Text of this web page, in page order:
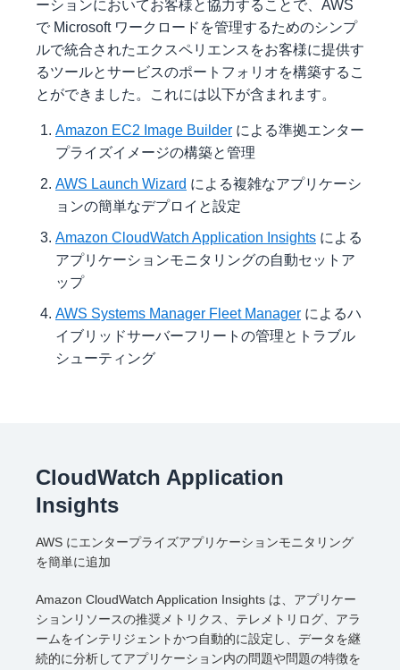
ーションにおいてお客様と協力することで、AWS
で Microsoft ワークロードを管理するためのシンプ
ルで統合されたエクスペリエンスをお客様に提供す
るツールとサービスのポートフォリオを構築するこ
とができました。これには以下が含まれます。
Amazon EC2 Image Builder による準拠エンター
プライズイメージの構築と管理
AWS Launch Wizard による複雑なアプリケーシ
ョンの簡単なデプロイと設定
Amazon CloudWatch Application Insights による
アプリケーションモニタリングの自動セットア
ップ
AWS Systems Manager Fleet Manager によるハ
イブリッドサーバーフリートの管理とトラブル
シューティング
CloudWatch Application
Insights
AWS にエンタープライズアプリケーションモニタリング
を簡単に追加
Amazon CloudWatch Application Insights は、アプリケー
ションリソースの推奨メトリクス、テレメトリログ、アラ
ームをインテリジェントかつ自動的に設定し、データを継
続的に分析してアプリケーション内の問題や問題の特徴を